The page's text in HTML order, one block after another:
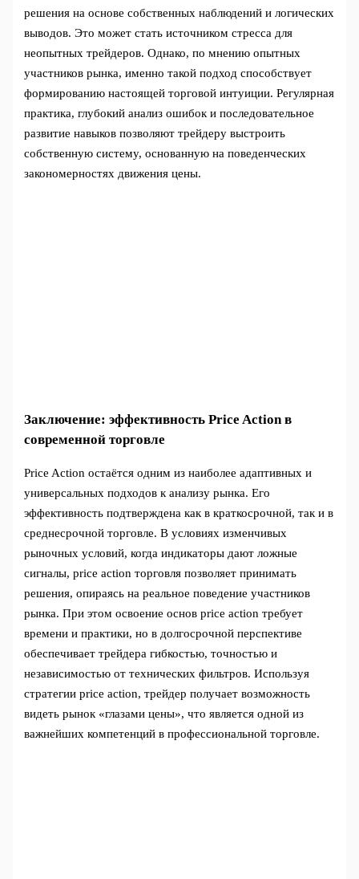
решения на основе собственных наблюдений и логических
выводов. Это может стать источником стресса для
неопытных трейдеров. Однако, по мнению опытных
участников рынка, именно такой подход способствует
формированию настоящей торговой интуиции. Регулярная
практика, глубокий анализ ошибок и последовательное
развитие навыков позволяют трейдеру выстроить
собственную систему, основанную на поведенческих
закономерностях движения цены.
Заключение: эффективность Price Action в
современной торговле
Price Action остаётся одним из наиболее адаптивных и
универсальных подходов к анализу рынка. Его
эффективность подтверждена как в краткосрочной, так и в
среднесрочной торговле. В условиях изменчивых
рыночных условий, когда индикаторы дают ложные
сигналы, price action торговля позволяет принимать
решения, опираясь на реальное поведение участников
рынка. При этом освоение основ price action требует
времени и практики, но в долгосрочной перспективе
обеспечивает трейдера гибкостью, точностью и
независимостью от технических фильтров. Используя
стратегии price action, трейдер получает возможность
видеть рынок «глазами цены», что является одной из
важнейших компетенций в профессиональной торговле.